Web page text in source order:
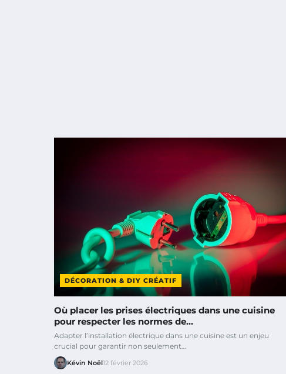
DÉCORATION & DIY CRÉATIF
Où placer les prises électriques dans une cuisine
pour respecter les normes de…
Adapter l’installation électrique dans une cuisine est un enjeu
crucial pour garantir non seulement…
Kévin Noël12 février 2026